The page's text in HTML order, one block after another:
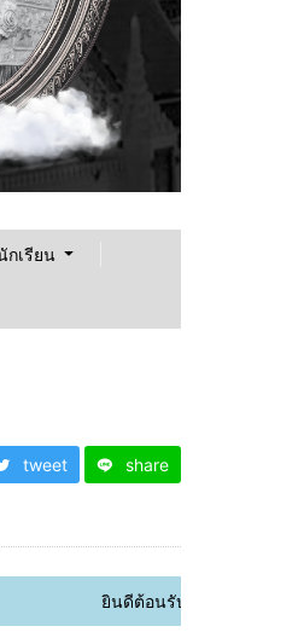
กเรียน
tweet share
ยินดีต้อนรับเข้าสู้เว็ปไซต์ "โรงเรียนน่า